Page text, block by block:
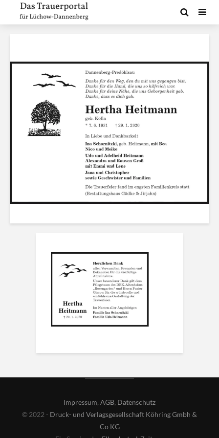
Impressum, AGB, Datenschutz
© 2022 - Druck- und Verlagsgesellschaft Köhring Gmbh &
Co KG